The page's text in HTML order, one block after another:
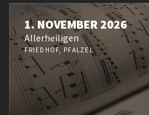
1. NOVEMBER 2026
Allerheiligen
FRIEDHOF, PFALZEL